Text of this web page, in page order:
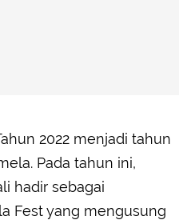
2022 menjadi tahun
Pada tahun ini,
hadir sebagai
Fest yang mengusung